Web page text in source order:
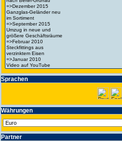
Spra­chen
Wäh­run­gen
Partner